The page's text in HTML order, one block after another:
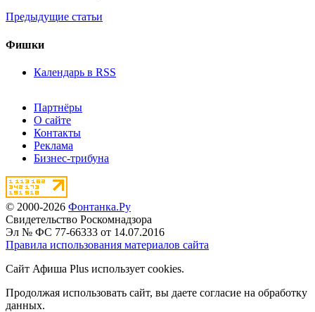
Предыдущие статьи
Фишки
Календарь в RSS
Партнёры
О сайте
Контакты
Реклама
Бизнес-трибуна
© 2000-2026 Фонтанка.Ру
Свидетельство Роскомнадзора
Эл № ФС 77-66333 от 14.07.2016
Правила использования материалов сайта
Сайт Афиша Plus использует cookies.
Продолжая использовать сайт, вы даете согласие на обработку
данных.